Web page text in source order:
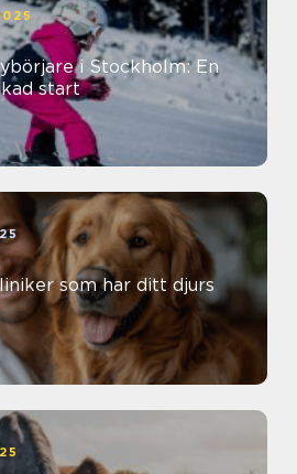
i Stockholm: En
start
som har ditt djurs